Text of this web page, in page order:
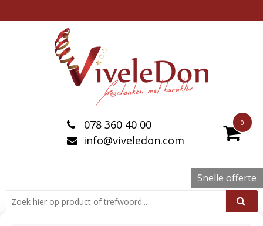
0
078 360 40 00
info@viveledon.com
Snelle offerte